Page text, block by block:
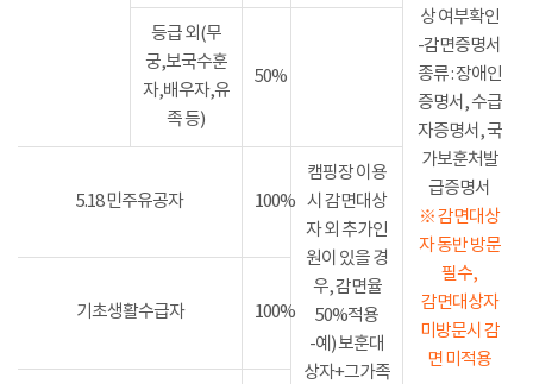
상 여부확인
-감면증명서
종류 : 장애인
증명서, 수급
자증명서, 국
가보훈처발
급증명서
※ 감면대상
자 동반 방문
필수,
감면대상자
미방문시 감
면 미적용
등급 외(무
궁,보국수훈
자,배우자,유
족 등)
50%
5.18 민주유공자 100%
캠핑장 이용
시 감면대상
자 외 추가인
원이 있을 경
우, 감면율
50%적용
-예) 보훈대
상자+그가족
기초생활수급자 100%